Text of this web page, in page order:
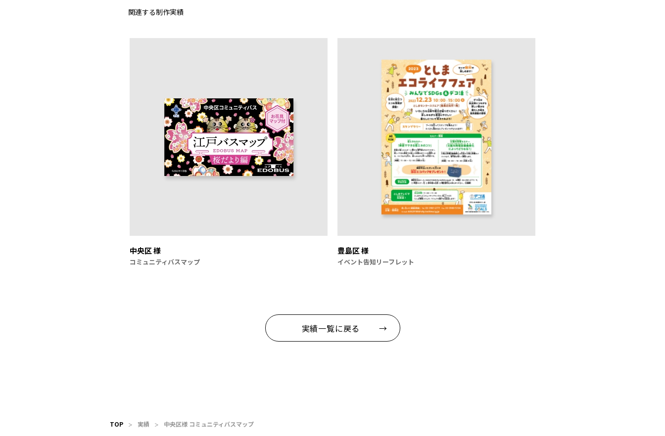
関連する制作実績
中央区 様
コミュニティバスマップ
豊島区 様
イベント告知リーフレット
実績一覧に戻る →
TOP 実績 中央区様 コミュニティバスマップ